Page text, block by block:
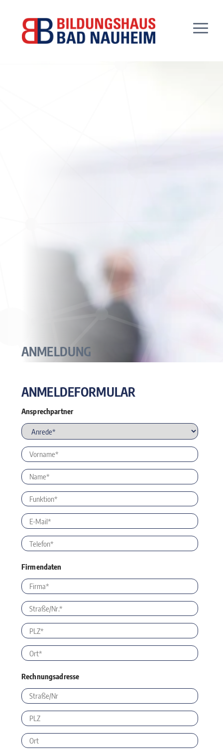
ANMELDUNG
ANMELDEFORMULAR
Ansprechpartner
Firmendaten
Rechnungsadresse